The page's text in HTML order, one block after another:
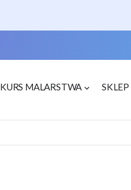
KURS MALARSTWA SKLEP